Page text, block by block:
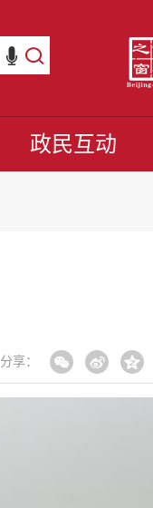
政民互动
分享：